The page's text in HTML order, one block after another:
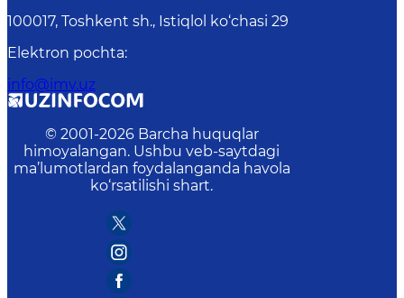
100017, Toshkent sh., Istiqlol ko‘chasi 29
Elektron pochta:
info@imv.uz
© 2001-2026 Barcha huquqlar
himoyalangan. Ushbu veb-saytdagi
ma’lumotlardan foydalanganda havola
ko‘rsatilishi shart.